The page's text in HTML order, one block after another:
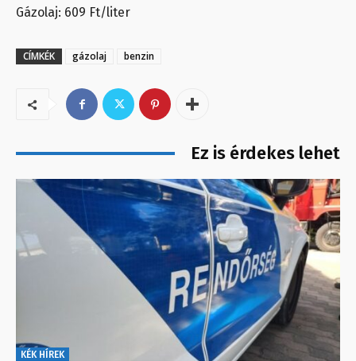
Gázolaj: 609 Ft/liter
CÍMKÉK gázolaj benzin
Ez is érdekes lehet
KÉK HÍREK